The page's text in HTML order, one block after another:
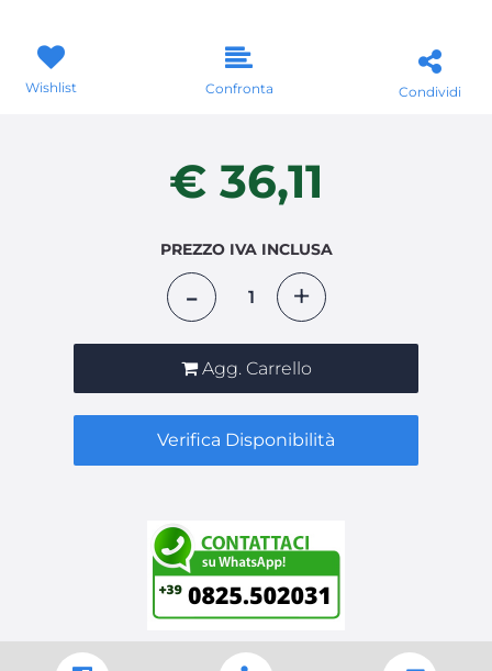
Wishlist Confronta Condividi
€ 36,11
PREZZO IVA INCLUSA
Agg. Carrello
Verifica Disponibilità